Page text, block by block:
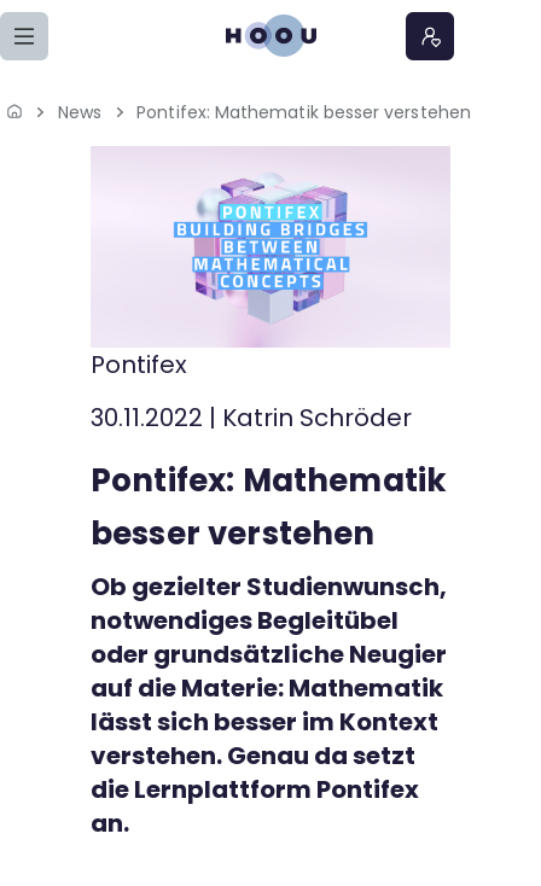
Zum Seiteninhalt springen
Home
Meine Lernangebote
Über uns
Kontakt
News Pontifex: Mathematik besser verstehen
Pontifex
30.11.2022 | Katrin Schröder
Pontifex: Mathematik
besser verstehen
Ob gezielter Studienwunsch,
notwendiges Begleitübel
oder grundsätzliche Neugier
auf die Materie: Mathematik
lässt sich besser im Kontext
verstehen. Genau da setzt
die Lernplattform Pontifex
an.